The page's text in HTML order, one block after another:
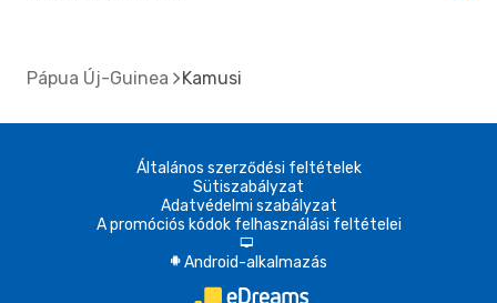
Pápua Új-Guinea Kamusi
Általános szerződési feltételek
Sütiszabályzat
Adatvédelmi szabályzat
A promóciós kódok felhasználási feltételei
d
A Android-alkalmazás